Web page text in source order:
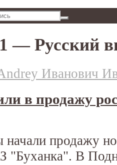
— Русский
Иванович
в продажу
продажу
"Буханка". В